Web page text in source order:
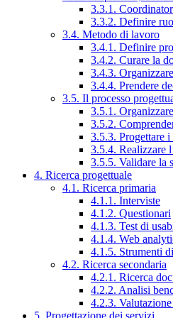
3.3.1.
3.3.2. Definire
3.4. Metodo di lavoro
3.4.1. Definire
3.4.2. Curare la
3.4.3.
3.4.4. Prendere
3.5. Il processo
3.5.1.
3.5.2.
3.5.3. Progettare i
3.5.4. Realizzare
3.5.5. Validare la
4. Ricerca progettuale
4.1. Ricerca primaria
4.1.1. Interviste
4.1.2. Questionari
4.1.3. Test di
4.1.4. Web
4.1.5. Strumenti
4.2. Ricerca secondaria
4.2.1. Ricerca
4.2.2. Analisi
4.2.3.
5. Progettazione dei servizi